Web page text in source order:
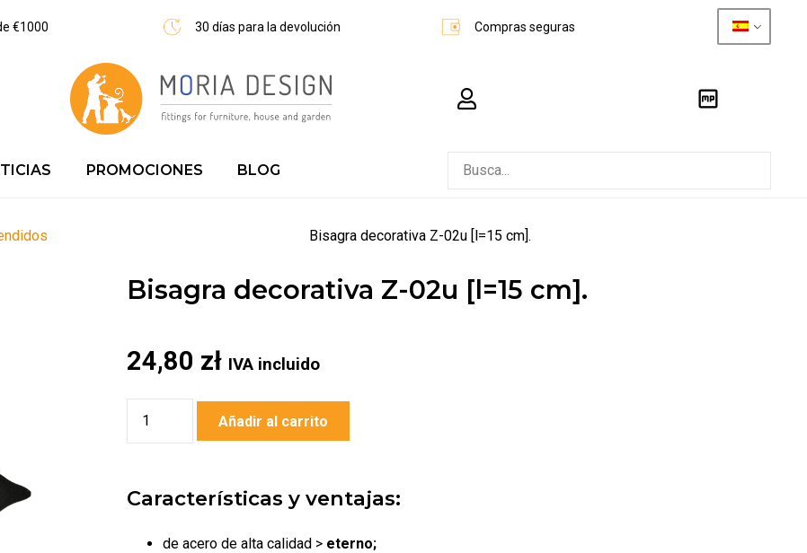
€1000 30 días para la devolución Compras seguras
carro_compra
PROMOCIONES BLOG
Bisagra decorativa Z-02u [l=15 cm].
Bisagra decorativa Z-02u [l=15 cm].
24,80 zł IVA incluido
[l=15
Añadir al carrito
Características y ventajas:
de acero de alta calidad > eterno;